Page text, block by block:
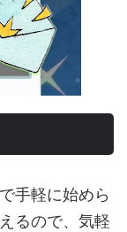
手軽に始めら
るので、気軽